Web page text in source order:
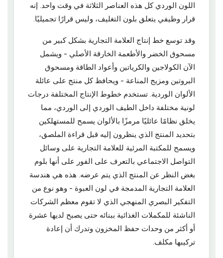
اللون الوردي كل هذه العناصر الثلاثة في وقت واحد. إنه
قرار وظيفي يتعلق بلون التغليف، وليس قرارًا تجميليًا.
وقد توسع خط إنتاج العلامة التجارية بشكل كبير من
مسحوق الخضر والأطعمة الخارقة الأصلي - ويشمل
الآن الكولاجين والكرياتين وأعواد الطاقة ومسحوق
البروتين ومزيج المناعة - ويحافظ كل منتج على عائلة
الألوان الوردية. تستخدم خطوط الإنتاج المختلفة درجات
لونية مختلفة داخل الطيف الوردي إلى الوردي، مما
يخلق نظامًا عائليًا مرمزًا بالألوان يسمح للمستهلكين
بتحديد المنتج الذي ينظرون إليه قبل قراءة الملصق،
ويسمح للمكتبة المرئية للعلامة التجارية على وسائل
التواصل الاجتماعي بالتعرف على الفور على أنها بلوم
بغض النظر عن المنتج الذي يتم عرضه. هذه هي هندسة
العلامة التجارية المدمجة في لون العبوة - وهو نوع من
التفكير البصري المنهجي الذي لا تقوم معظم الشركات
الناشئة للمكملات الغذائية ببنائه حتى يصبح لديها عشرة
أو أكثر من وحدات حفظ المخزون وتدرك أن إعادة
تركيبها مكلف.